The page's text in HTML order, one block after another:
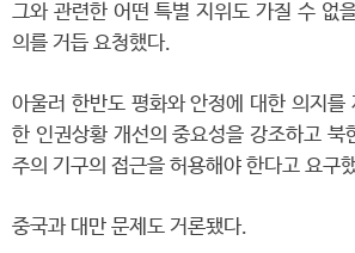
그와 관련한 어떤 특별 지위도 가질 수 없
의를 거듭 요청했다.
아울러 한반도 평화와 안정에 대한 의지를
한 인권상황 개선의 중요성을 강조하고 북
주의 기구의 접근을 허용해야 한다고 요구
중국과 대만 문제도 거론됐다.